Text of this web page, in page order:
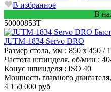
В избранное
В
50000853T
JUTM-1834 Servo DRO
Размер стола, мм : 850 x 450 /
Частота шпинделя, об/мин :
Конус шпинделя : ISO 40
Мощность главного
4 150 000 руб